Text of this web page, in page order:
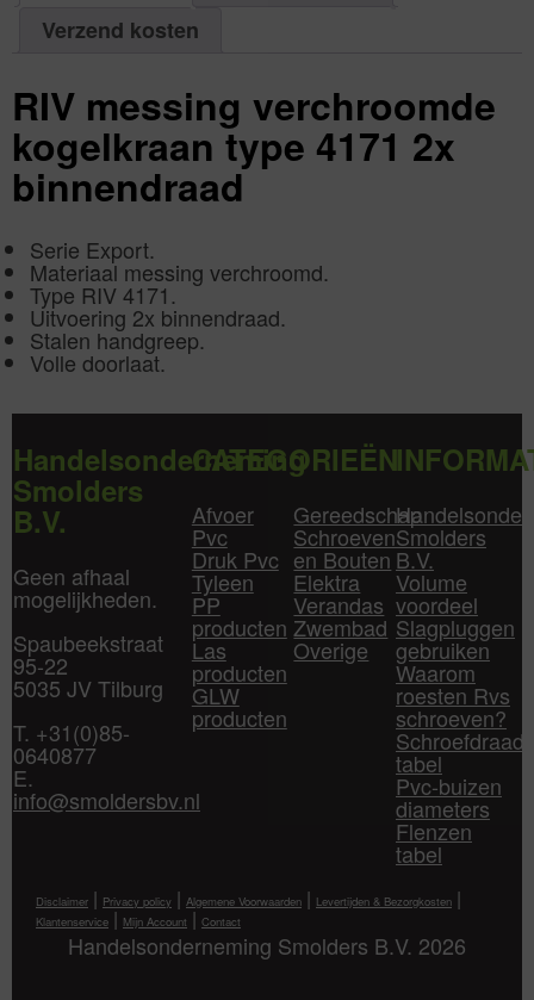
aantalVerzend kosten
RIV messing verchroomde
kogelkraan type 4171 2x
binnendraad
Serie Export.
Materiaal messing verchroomd.
Type RIV 4171.
Uitvoering 2x binnendraad.
Stalen handgreep.
Volle doorlaat.
Handelsonderneming
Smolders
B.V.
Geen afhaal
mogelijkheden.
Spaubeekstraat
95-22
5035 JV Tilburg
T. +31(0)85-
0640877
E.
info@smoldersbv.nl
CATEGORIEËN
Afvoer
Pvc
Druk Pvc
Tyleen
PP
producten
Las
producten
GLW
producten
Gereedschap
Schroeven
en Bouten
Elektra
Verandas
Zwembad
Overige
Smolders
B.V.
Volume
voordeel
Slagpluggen
gebruiken
Waarom
roesten Rvs
schroeven?
Schroefdraad
tabel
Pvc-buizen
diameters
Flenzen
tabel
Disclaimer | Privacy policy | Algemene Voorwaarden | Levertijden & Bezorgkosten |
Klantenservice | Mijn Account | Contact
Handelsonderneming Smolders B.V. 2026